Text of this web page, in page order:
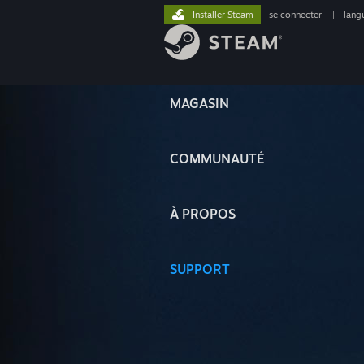
MAGASIN
COMMUNAUTÉ
À PROPOS
SUPPORT
Installer Steam se connecter